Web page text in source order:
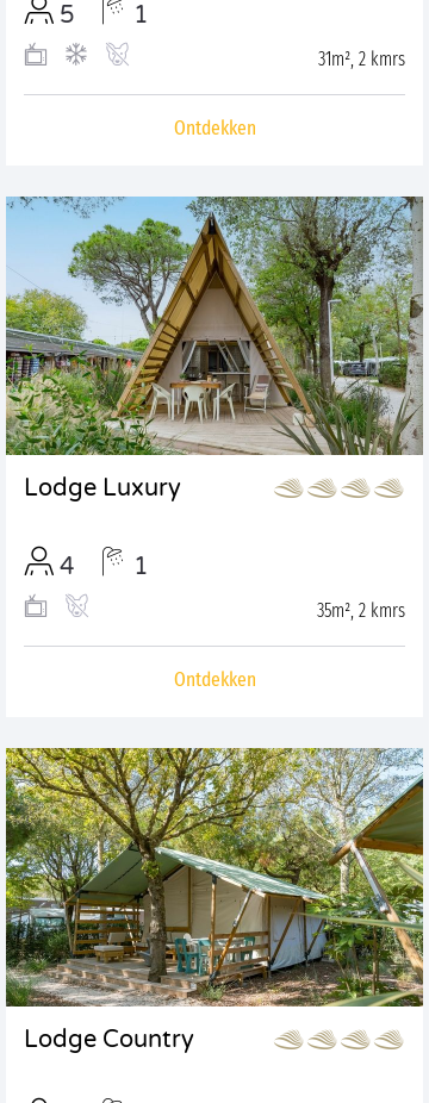
5 1
31m², 2 kmrs
Ontdekken
Lodge Luxury
4 1
35m², 2 kmrs
Ontdekken
Lodge Country